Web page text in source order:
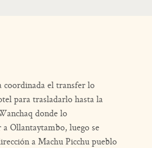
coordinada el transfer lo
para trasladarlo hasta la
donde lo
Ollantaytambo, luego se
a Machu Picchu pueblo